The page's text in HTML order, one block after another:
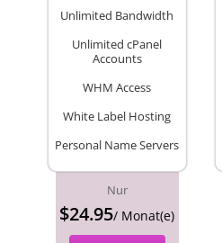
Unlimited Bandwidth
Unlimited cPanel
Accounts
WHM Access
White Label Hosting
Personal Name Servers
Nur
$24.95/ Monat(e)